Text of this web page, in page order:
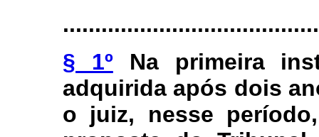
§ 1ºNa primeira
adquirida após dois
o juiz, nesse